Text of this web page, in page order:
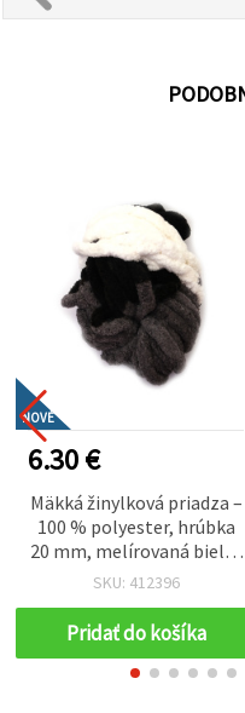
NOVÉ
6.30 €
Mäkká žinylková priadza –
100 % polyester, hrúbka
20 mm, melírovaná biela/
čierna/sivá, ~240 g / 25 m,
štýlové handmade a
háčkované projekty
SKU: 412396
Pridať do košíka